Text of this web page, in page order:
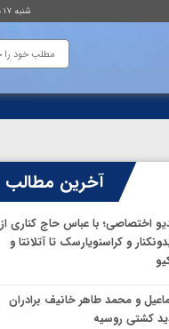
شنبه ۱۷ مرداد ۱۴۰۵ ساعت : ۱۲:۱۸
آخرین مطالب
اختصاصی؛ با عباس حاج کناری از
و کراسنویارسک تا آتلانتا و
و محمد طاهر خانیف برادران
کشتی روسیه